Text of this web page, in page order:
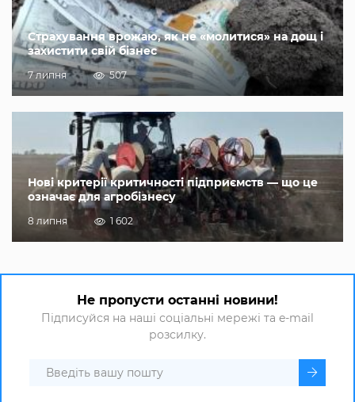
Страхування врожаю, як не «молитися» на дощ і
захистити свій бізнес
7 липня 507
Нові критерії критичності підприємств — що це
означає для агробізнесу
8 липня 1 602
Не пропусти останні новини!
Підписуйся на наші соціальні мережі та e-mail
розсилку.